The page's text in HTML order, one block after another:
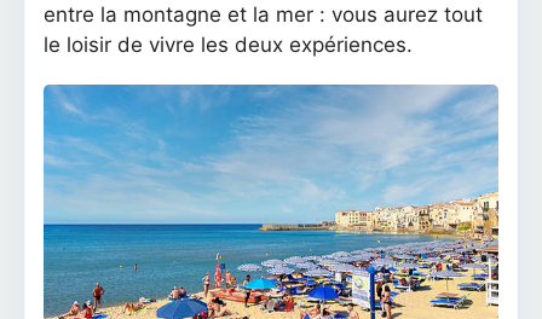
entre la montagne et la mer : vous aurez tout
le loisir de vivre les deux expériences.